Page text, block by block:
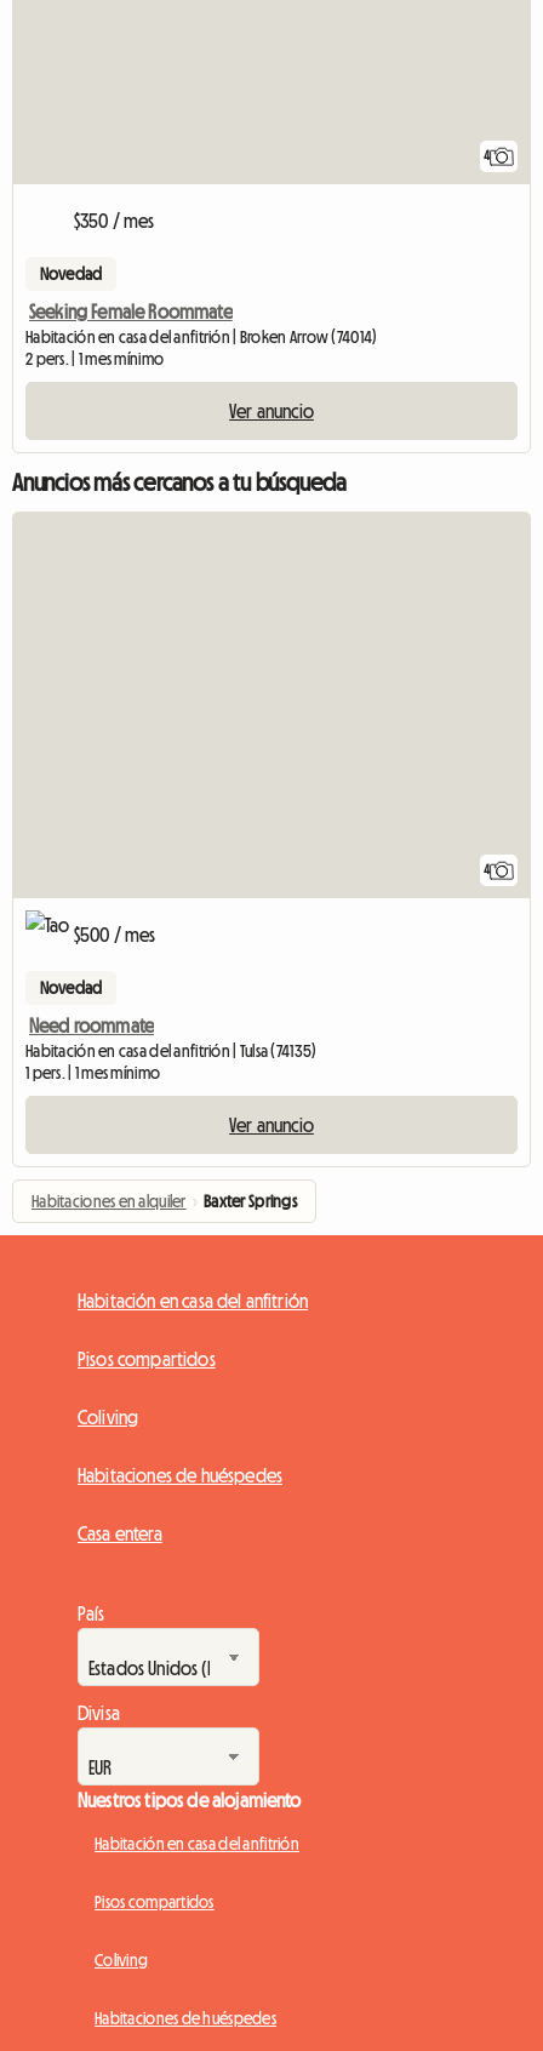
4
$350 / mes
Novedad
Seeking Female Roommate
Habitación en casa del anfitrión | Broken Arrow (74014)
2 pers. | 1 mes mínimo
Ver anuncio
Anuncios más cercanos a tu búsqueda
4
$500 / mes
Novedad
Need roommate
Habitación en casa del anfitrión | Tulsa (74135)
1 pers. | 1 mes mínimo
Ver anuncio
Habitaciones en alquiler › Baxter Springs
Habitación en casa del anfitrión
Pisos compartidos
Coliving
Habitaciones de huéspedes
Casa entera
País
Divisa
Nuestros tipos de alojamiento
Habitación en casa del anfitrión
Pisos compartidos
Coliving
Habitaciones de huéspedes